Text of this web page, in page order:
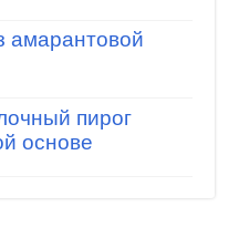
амарантовой
пирог
основе